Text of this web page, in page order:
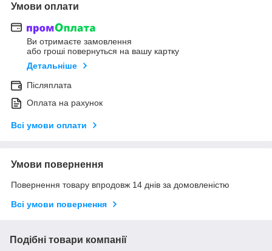
Умови оплати
Ви отримаєте замовлення
або гроші повернуться на вашу картку
Детальніше
Післяплата
Оплата на рахунок
Всі умови оплати
Умови повернення
Повернення товару впродовж 14 днів за домовленістю
Всі умови повернення
Подібні товари компанії